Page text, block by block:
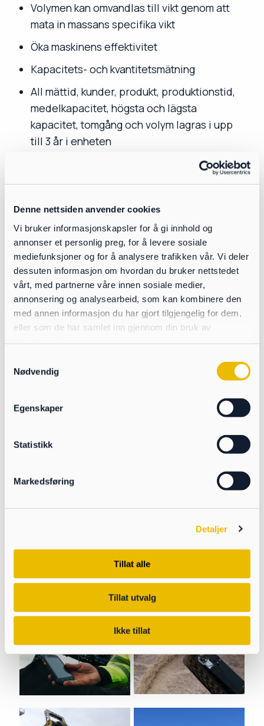
Denne nettsiden anvender cookies
Vi bruker informasjonskapsler for å gi innhold og
annonser et personlig preg, for å levere sosiale
mediefunksjoner og for å analysere trafikken vår. Vi deler
dessuten informasjon om hvordan du bruker nettstedet
vårt, med partnerne våre innen sosiale medier,
annonsering og analysearbeid, som kan kombinere den
med annen informasjon du har gjort tilgjengelig for dem,
eller som de har samlet inn gjennom din bruk av
Nødvendig
Egenskaper
Statistikk
Markedsføring
Detaljer
Tillat alle
Tillat utvalg
Ikke tillat
Volymen kan omvandlas till vikt genom att
mata in massans specifika vikt
Öka maskinens effektivitet
Kapacitets- och kvantitetsmätning
All mättid, kunder, produkt, produktionstid,
medelkapacitet, högsta och lägsta
kapacitet, tomgång och volym lagras i upp
till 3 år i enheten
Onlineövervakning och kontroll oavsett
Särskilt på mobila maskiner är
bandvågar
Kan monteras på alla typer av transportband
Lätt att montera och kalibrera
Ingen kalibrering krävs efter vinkeljustering
Inga rörliga delar
Inget slitage
Damm- och vibrationssäker
andra användningsområden